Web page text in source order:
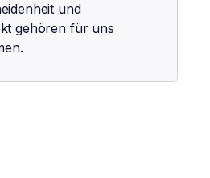
und
gehören für uns